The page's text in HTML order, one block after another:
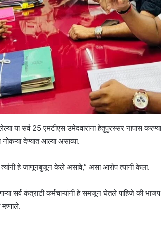
या सर्व 25 एमटीएस उमेदवारांना हेतुपुरस्सर नापास
देण्यात आल्या असाव्या.
हे जाणूनबुजून केले असावे,” असा आरोप त्यांनी केला.
सर्व कंत्राटी कर्मचाऱ्यांनी हे समजून घेतले पाहिजे की